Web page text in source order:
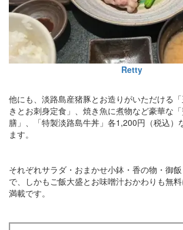
Retty
他にも、淡路島産猪豚とお造りがいただける
きとお刺身定食」、焼き魚に煮物など豪華な
膳」、「特製淡路島牛丼」各1,200円（税込）
ます。
それぞれサラダ・おまかせ小鉢・香の物・御
で、しかもご飯大盛とお味噌汁おかわりも無
満載です。